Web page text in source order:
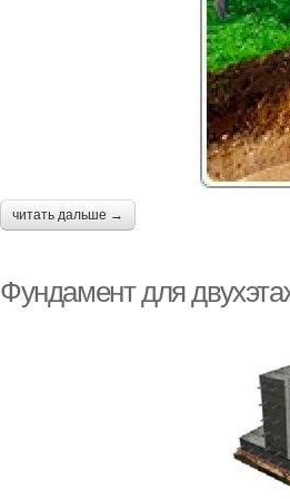
читать дальше →
Фундамент для